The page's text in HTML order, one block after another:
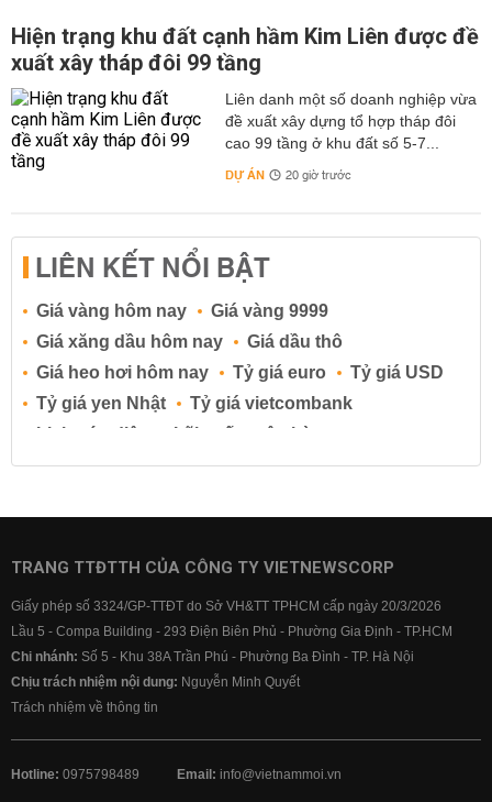
Hiện trạng khu đất cạnh hầm Kim Liên được đề
xuất xây tháp đôi 99 tầng
Liên danh một số doanh nghiệp vừa
đề xuất xây dựng tổ hợp tháp đôi
cao 99 tầng ở khu đất số 5-7...
DỰ ÁN 20 giờ trước
LIÊN KẾT NỔI BẬT
Giá vàng hôm nay
Giá vàng 9999
Giá xăng dầu hôm nay
Giá dầu thô
Giá heo hơi hôm nay
Tỷ giá euro
Tỷ giá USD
Tỷ giá yen Nhật
Tỷ giá vietcombank
Lịch cúp điện
Lãi suất ngân hàng
Lãi suất tiết kiệm
Lãi suất tiền gửi
Lãi suất ngân hàng BIDV
Lãi suất ngân hàng Vietcombank
TRANG TTĐTTH CỦA CÔNG TY VIETNEWSCORP
Giấy phép số 3324/GP-TTĐT do Sở VH&TT TPHCM cấp ngày 20/3/2026
Lầu 5 - Compa Building - 293 Điện Biên Phủ - Phường Gia Định - TP.HCM
Chi nhánh: Số 5 - Khu 38A Trần Phú - Phường Ba Đình - TP. Hà Nội
Chịu trách nhiệm nội dung: Nguyễn Minh Quyết
Trách nhiệm về thông tin
Hotline: 0975798489 Email: info@vietnammoi.vn